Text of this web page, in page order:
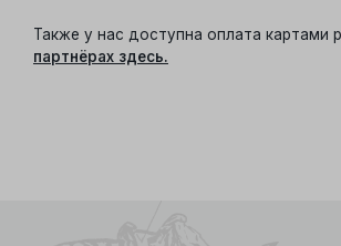
Также у нас доступна оплата
партнёрах здесь.